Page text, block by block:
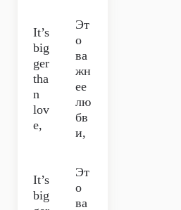
It’s
big
ger
tha
n
lov
e,
Эт
о
ва
жн
ее
лю
бв
и,
It’s
big
Эт
о
ва